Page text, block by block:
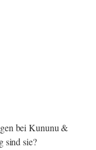
bei Kununu &
sind sie?